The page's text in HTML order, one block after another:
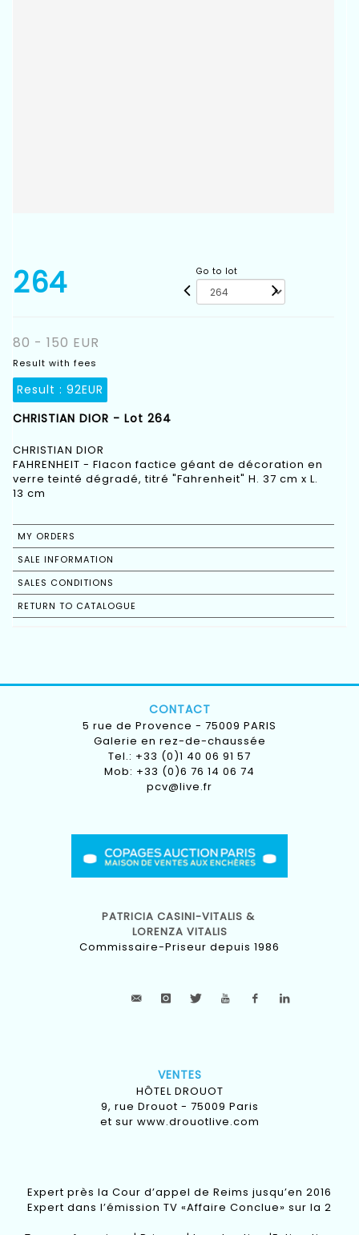
264 Go to lot
80 - 150 EUR
Result with fees
Result : 92EUR
CHRISTIAN DIOR - Lot 264
CHRISTIAN DIOR
FAHRENHEIT - Flacon factice géant de décoration en
verre teinté dégradé, titré "Fahrenheit" H. 37 cm x L.
13 cm
MY ORDERS
SALE INFORMATION
SALES CONDITIONS
RETURN TO CATALOGUE
CONTACT
5 rue de Provence - 75009 PARIS
Galerie en rez-de-chaussée
Tel.: +33 (0)1 40 06 91 57
Mob: +33 (0)6 76 14 06 74
pcv@live.fr
PATRICIA CASINI-VITALIS &
LORENZA VITALIS
Commissaire-Priseur depuis 1986
VENTES
HÔTEL DROUOT
9, rue Drouot - 75009 Paris
et sur www.drouotlive.com
Expert près la Cour d’appel de Reims jusqu’en 2016
Expert dans l’émission TV «Affaire Conclue» sur la 2